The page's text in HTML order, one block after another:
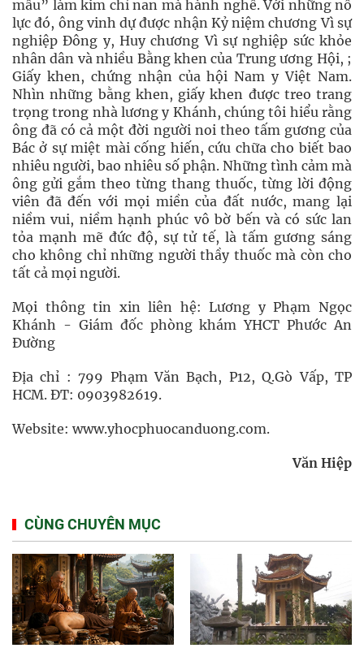
mẫu” làm kim chỉ nan mà hành nghề. Với những nỗ
lực đó, ông vinh dự được nhận Kỷ niệm chương Vì sự
nghiệp Đông y, Huy chương Vì sự nghiệp sức khỏe
nhân dân và nhiều Bằng khen của Trung ương Hội, ;
Giấy khen, chứng nhận của hội Nam y Việt Nam.
Nhìn những bằng khen, giấy khen được treo trang
trọng trong nhà lương y Khánh, chúng tôi hiểu rằng
ông đã có cả một đời người noi theo tấm gương của
Bác ở sự miệt mài cống hiến, cứu chữa cho biết bao
nhiêu người, bao nhiêu số phận. Những tình cảm mà
ông gửi gắm theo từng thang thuốc, từng lời động
viên đã đến với mọi miền của đất nước, mang lại
niềm vui, niềm hạnh phúc vô bờ bến và có sức lan
tỏa mạnh mẽ đức độ, sự tử tế, là tấm gương sáng
cho không chỉ những người thầy thuốc mà còn cho
tất cả mọi người.
Mọi thông tin xin liên hệ: Lương y Phạm Ngọc
Khánh - Giám đốc phòng khám YHCT Phước An
Đường
Địa chỉ : 799 Phạm Văn Bạch, P12, Q.Gò Vấp, TP
HCM. ĐT: 0903982619.
Website: www.yhocphuocanduong.com.
Văn Hiệp
CÙNG CHUYÊN MỤC